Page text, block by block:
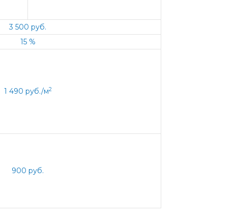
3 500 руб.
15 %
1 490 руб./м2
900 руб.